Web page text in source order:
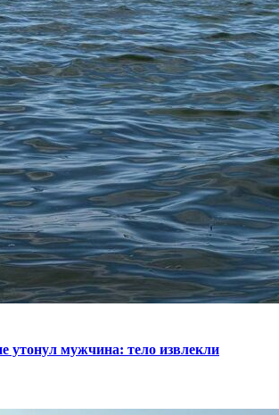
утонул мужчина: тело извлекли